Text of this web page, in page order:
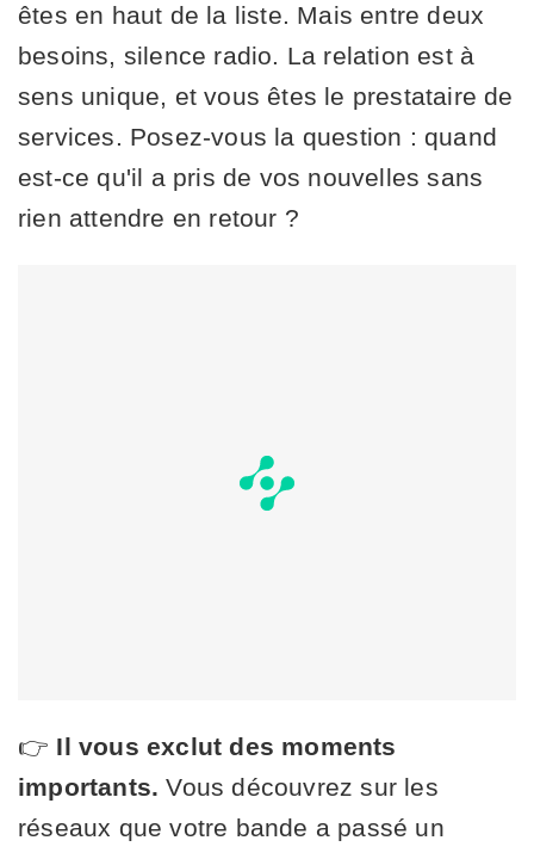
êtes en haut de la liste. Mais entre deux
besoins, silence radio. La relation est à
sens unique, et vous êtes le prestataire de
services. Posez-vous la question : quand
est-ce qu'il a pris de vos nouvelles sans
rien attendre en retour ?
👉 Il vous exclut des moments
importants. Vous découvrez sur les
réseaux que votre bande a passé un